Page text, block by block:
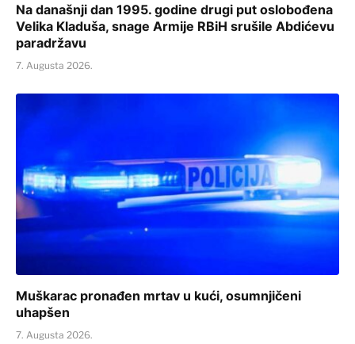
Na današnji dan 1995. godine drugi put oslobođena
Velika Kladuša, snage Armije RBiH srušile Abdićevu
paradržavu
7. Augusta 2026.
Muškarac pronađen mrtav u kući, osumnjičeni
uhapšen
7. Augusta 2026.